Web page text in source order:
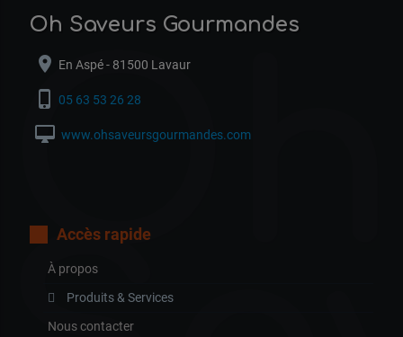
Oh
Oh Saveurs Gourmandes
location_on En Aspé - 81500 Lavaur
phone_iphone 05 63 53 26 28
desktop_mac www.ohsaveursgourmandes.com
Accès rapide
À propos
Produits & Services
Nous contacter